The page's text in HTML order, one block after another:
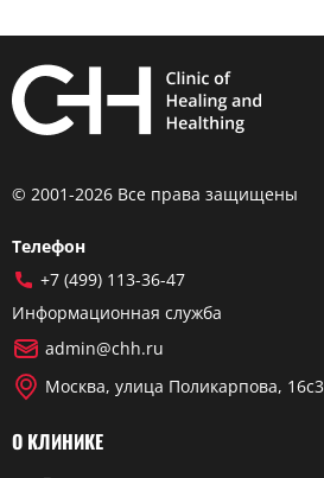
© 2001-2026 Все права защищены
Телефон
+7 (499) 113-36-47
Информационная служба
admin@chh.ru
Москва, улица Поликарпова, 16с3
О КЛИНИКЕ